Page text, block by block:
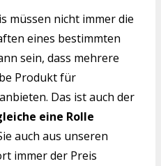
müssen nicht immer die
eines bestimmten
sein, dass mehrere
Produkt für
Das ist auch der
eine Rolle
auch aus unseren
immer der Preis